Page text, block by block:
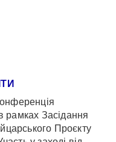
рамках Засідання
Проєкту